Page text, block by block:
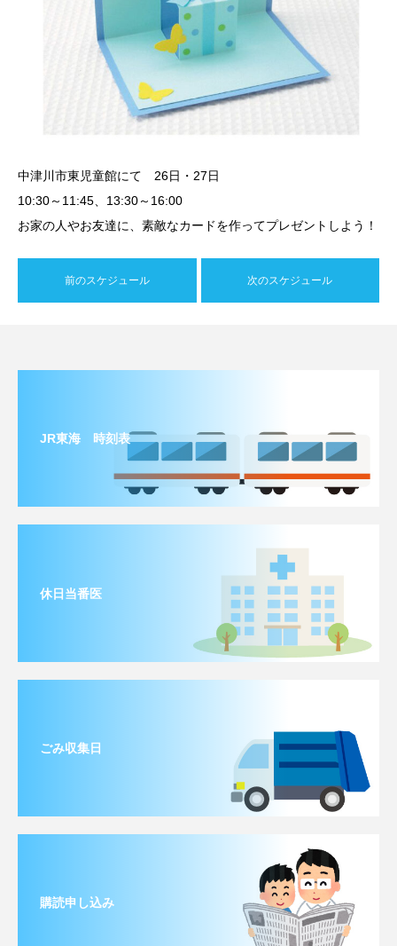
中津川市東児童館にて 26日・27日
10:30～11:45、13:30～16:00
お家の人やお友達に、素敵なカードを作ってプレゼントしよう！
前のスケジュール 次のスケジュール
JR東海 時刻表
休日当番医
ごみ収集日
購読申し込み